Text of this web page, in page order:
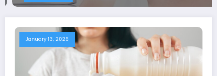
January 13, 2025